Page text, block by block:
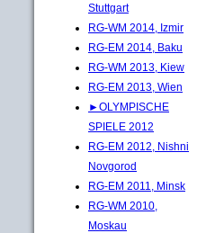
Stuttgart
RG-WM 2014, Izmir
RG-EM 2014, Baku
RG-WM 2013, Kiew
RG-EM 2013, Wien
►OLYMPISCHE
SPIELE 2012
RG-EM 2012, Nishni
Novgorod
RG-EM 2011, Minsk
RG-WM 2010,
Moskau